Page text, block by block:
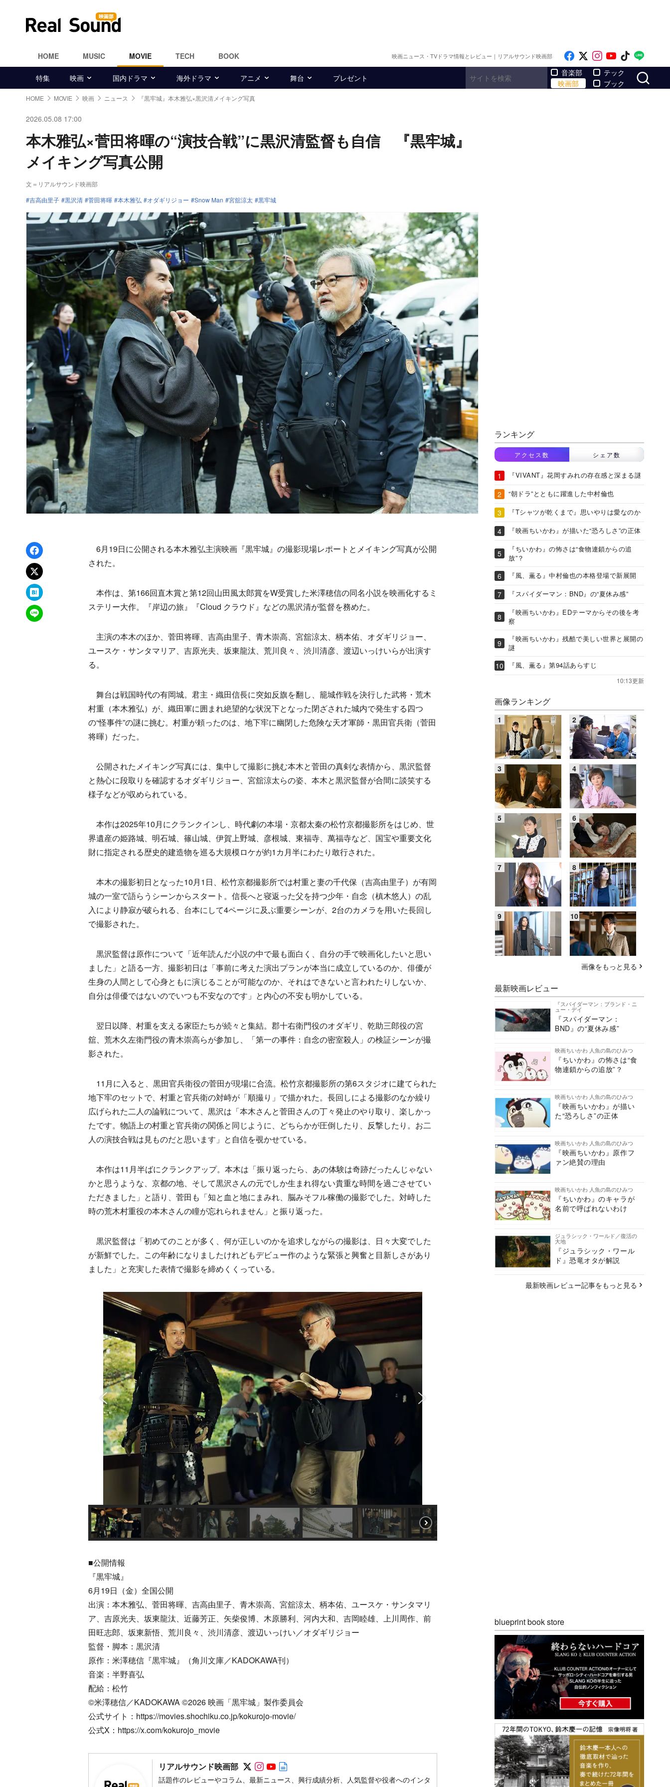
HOME MUSIC MOVIE TECH BOOK 映画ニュース・TVドラマ情報とレビュー｜リアルサウンド映画部 Like on Facebook
Follow on x
Follow on
Follow on
Follow
特集 映画 国内ドラマ 海外ドラマ アニメ 舞台 プレゼント
音楽部
映画部
テック
ブック
HOME MOVIE 映画 ニュース 『黒牢城』本木雅弘×黒沢清メイキング写真
2026.05.08 17:00
本木雅弘×菅田将暉の“演技合戦”に黒沢清監督も自信 『黒牢城』
メイキング写真公開
文＝リアルサウンド映画部
吉高由里子
黒沢清 菅田将暉 本木雅弘 オダギリジョー Snow Man 宮舘涼太 黒牢城
Facebookでシェア
xでポスト
はてなブックマーク
LINEで送る
6月19日に公開される本木雅弘主演映画『黒牢城』の撮影現場レポートとメイキング写真が公開
された。
本作は、第166回直木賞と第12回山田風太郎賞をW受賞した米澤穂信の同名小説を映画化するミ
ステリー大作。『岸辺の旅』『Cloud クラウド』などの黒沢清が監督を務めた。
主演の本木のほか、菅田将暉、吉高由里子、青木崇高、宮舘涼太、柄本佑、オダギリジョー、
ユースケ・サンタマリア、吉原光夫、坂東龍汰、荒川良々、渋川清彦、渡辺いっけいらが出演す
る。
舞台は戦国時代の有岡城。君主・織田信長に突如反旗を翻し、籠城作戦を決行した武将・荒木
村重（本木雅弘）が、織田軍に囲まれ絶望的な状況下となった閉ざされた城内で発生する四つ
の“怪事件”の謎に挑む。村重が頼ったのは、地下牢に幽閉した危険な天才軍師・黒田官兵衛（菅田
将暉）だった。
公開されたメイキング写真には、集中して撮影に挑む本木と菅田の真剣な表情から、黒沢監督
と熱心に段取りを確認するオダギリジョー、宮舘涼太らの姿、本木と黒沢監督が合間に談笑する
様子などが収められている。
本作は2025年10月にクランクインし、時代劇の本場・京都太秦の松竹京都撮影所をはじめ、世
界遺産の姫路城、明石城、篠山城、伊賀上野城、彦根城、東福寺、萬福寺など、国宝や重要文化
財に指定される歴史的建造物を巡る大規模ロケが約1カ月半にわたり敢行された。
本木の撮影初日となった10月1日、松竹京都撮影所では村重と妻の千代保（吉高由里子）が有岡
城の一室で語らうシーンからスタート。信長へと寝返った父を持つ少年・自念（槙木悠人）の乱
入により静寂が破られる、台本にして4ページに及ぶ重要シーンが、2台のカメラを用いた長回し
で撮影された。
黒沢監督は原作について「近年読んだ小説の中で最も面白く、自分の手で映画化したいと思い
ました」と語る一方、撮影初日は「事前に考えた演出プランが本当に成立しているのか、俳優が
生身の人間として心身ともに演じることが可能なのか、それはできないと言われたりしないか、
自分は俳優ではないのでいつも不安なのです」と内心の不安も明かしている。
翌日以降、村重を支える家臣たちが続々と集結。郡十右衛門役のオダギリ、乾助三郎役の宮
舘、荒木久左衛門役の青木崇高らが参加し、「第一の事件：自念の密室殺人」の検証シーンが撮
影された。
11月に入ると、黒田官兵衛役の菅田が現場に合流。松竹京都撮影所の第6スタジオに建てられた
地下牢のセットで、村重と官兵衛の対峙が「順撮り」で描かれた。長回しによる撮影のなか繰り
広げられた二人の論戦について、黒沢は「本木さんと菅田さんの丁々発止のやり取り、楽しかっ
たです。物語上の村重と官兵衛の関係と同じように、どちらかが圧倒したり、反撃したり。お二
人の演技合戦は見ものだと思います」と自信を覗かせている。
本作は11月半ばにクランクアップ。本木は「振り返ったら、あの体験は奇跡だったんじゃない
かと思うような、京都の地、そして黒沢さんの元でしか生まれ得ない貴重な時間を過ごさせてい
ただきました」と語り、菅田も「知と血と地にまみれ、脳みそフル稼働の撮影でした。対峙した
時の荒木村重役の本木さんの瞳が忘れられません」と振り返った。
黒沢監督は「初めてのことが多く、何が正しいのかを追求しながらの撮影は、日々大変でした
が新鮮でした。この年齢になりましたけれどもデビュー作のような緊張と興奮と目新しさがあり
ました」と充実した表情で撮影を締めくくっている。
■公開情報
『黒牢城』
6月19日（金）全国公開
出演：本木雅弘、菅田将暉、吉高由里子、青木崇高、宮舘涼太、柄本佑、ユースケ・サンタマリ
ア、吉原光夫、坂東龍汰、近藤芳正、矢柴俊博、木原勝利、河内大和、吉岡睦雄、上川周作、前
田旺志郎、坂東新悟、荒川良々、渋川清彦、渡辺いっけい／オダギリジョー
監督・脚本：黒沢清
原作：米澤穂信『黒牢城』（角川文庫／KADOKAWA刊）
音楽：半野喜弘
配給：松竹
©米澤穂信／KADOKAWA ©2026 映画「黒牢城」製作委員会
公式サイト：https://movies.shochiku.co.jp/kokurojo-movie/
公式X：https://x.com/kokurojo_movie
リアルサウンド映画部 Follow on SNS
Follow on SNS
Follow on SNS
話題作のレビューやコラム、最新ニュース、興行成績分析、人気監督や役者へのインタ
ランキング
アクセス数 シェア数
『VIVANT』花岡すみれの存在感と深まる謎
“朝ドラ”とともに躍進した中村倫也
『Tシャツが乾くまで』思いやりは愛なのか
『映画ちいかわ』が描いた“恐ろしさ”の正体
『ちいかわ』の怖さは“食物連鎖からの追
放”？
『風、薫る』中村倫也の本格登場で新展開
『スパイダーマン：BND』の“夏休み感”
『映画ちいかわ』EDテーマからその後を考
察
『映画ちいかわ』残酷で美しい世界と展開の
謎
『風、薫る』第94話あらすじ
10:13更新
画像ランキング
画像をもっと見る
最新映画レビュー
『スパイダーマン：ブランド・ニ
ュー・デイ
『スパイダーマン：
BND』の“夏休み感”
映画ちいかわ 人魚の島のひみつ
『ちいかわ』の怖さは“食
物連鎖からの追放”？
映画ちいかわ 人魚の島のひみつ
『映画ちいかわ』が描い
た“恐ろしさ”の正体
映画ちいかわ 人魚の島のひみつ
『映画ちいかわ』原作フ
ァン絶賛の理由
映画ちいかわ 人魚の島のひみつ
『ちいかわ』のキャラが
名前で呼ばれないわけ
ジュラシック・ワールド／復活の
大地
『ジュラシック・ワール
ド』恐竜オタが解説
最新映画レビュー記事をもっと見る
blueprint book store